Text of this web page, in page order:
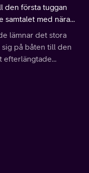
den första tuggan
samtalet med nära
pakterna och sin
lämnar det stora
på båten till den
efterlängtade